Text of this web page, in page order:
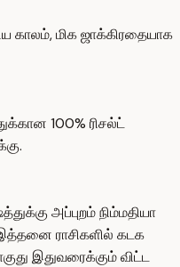
காலம், மிக ஜாக்கிரதையாக
100% ரிசல்ட்
அப்புறம் நிம்மதியா
ராசிகளில் கடக
இதுவரைக்கும் விட்ட